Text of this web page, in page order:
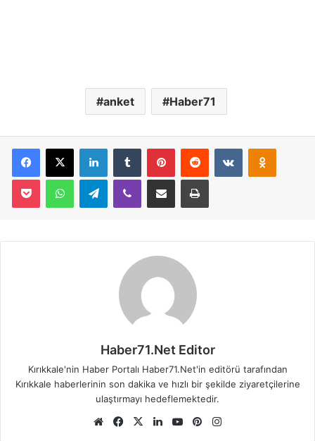
anket Haber71
Telegram
Haber71.Net Editor
Kırıkkale'nin Haber Portalı Haber71.Net'in editörü tarafından
Kırıkkale haberlerinin son dakika ve hızlı bir şekilde ziyaretçilerine
ulaştırmayı hedeflemektedir.
We
Fa
X
Lin
Yo
Pin